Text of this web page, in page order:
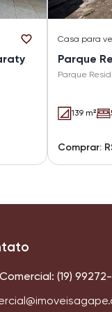
Casa para
Parque
Parque
139 m²
Comprar:
Comercial: (19) 99272-